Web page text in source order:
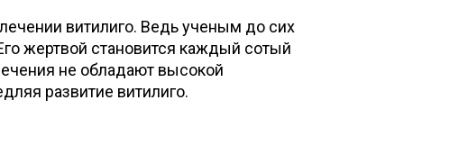
витилиго. Ведь ученым до сих
жертвой становится каждый сотый
не обладают высокой
развитие витилиго.